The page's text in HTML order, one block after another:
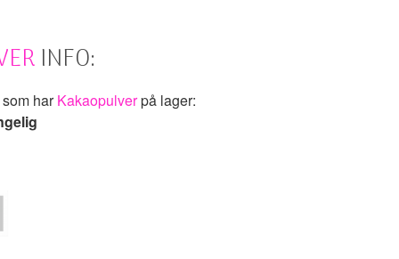
INFO:
harKakaopulverpå lager: